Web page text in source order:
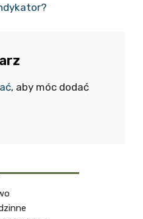
, aby móc dodać